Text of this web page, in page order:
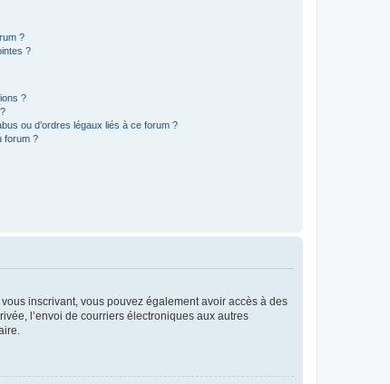
?
?
?
ou d’ordres légaux liés à ce forum ?
forum ?
inscrivant, vous pouvez également avoir accès à des
l’envoi de courriers électroniques aux autres